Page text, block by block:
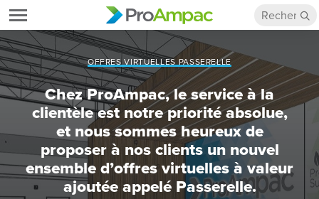
OFFRES VIRTUELLES PASSERELLE
Chez ProAmpac, le service à la
clientèle est notre priorité absolue,
et nous sommes heureux de
proposer à nos clients un nouvel
ensemble d’offres virtuelles à valeur
ajoutée appelé Passerelle.